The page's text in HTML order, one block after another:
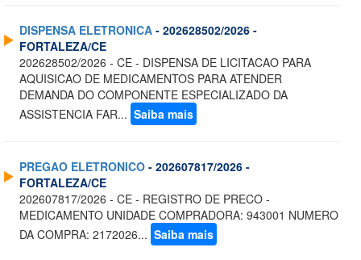
DISPENSA ELETRONICA - 202628502/2026 -
FORTALEZA/CE
202628502/2026 - CE - DISPENSA DE LICITACAO PARA
AQUISICAO DE MEDICAMENTOS PARA ATENDER
DEMANDA DO COMPONENTE ESPECIALIZADO DA
ASSISTENCIA FAR... Saiba mais
PREGAO ELETRONICO - 202607817/2026 -
FORTALEZA/CE
202607817/2026 - CE - REGISTRO DE PRECO -
MEDICAMENTO UNIDADE COMPRADORA: 943001 NUMERO
DA COMPRA: 2172026... Saiba mais